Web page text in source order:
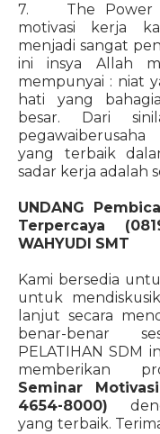
7. The Power
motivasi kerja
menjadi sangat
ini insya Allah
mempunyai : niat
hati yang
besar. Dari
yang terbaik
sadar kerja adalah
UNDANG
Terpercaya
WAHYUDI SMT
Kami bersedia
untuk
lanjut secara
benar-benar
PELATIHAN SDM
memberikan
Seminar
4654-8000)
yang terbaik.